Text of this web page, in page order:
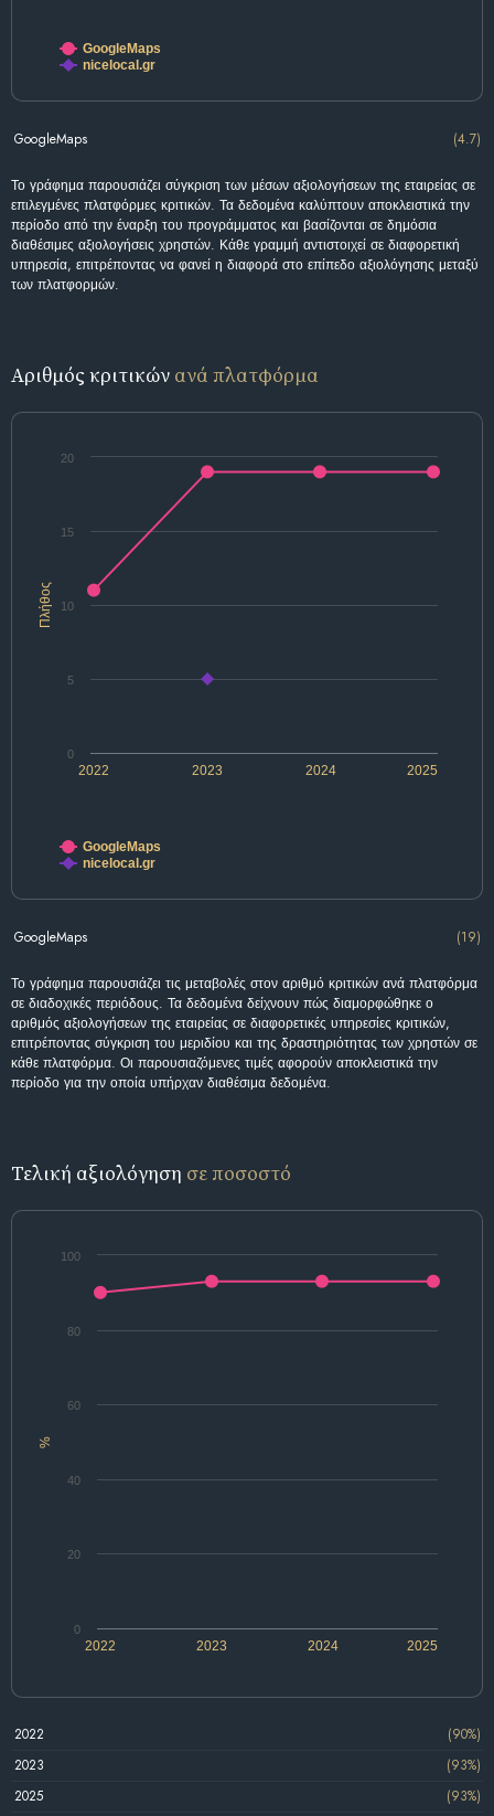
GoogleMaps
nicelocal.gr
GoogleMaps (4.7)
Το γράφημα παρουσιάζει σύγκριση των μέσων αξιολογήσεων της εταιρείας σε
επιλεγμένες πλατφόρμες κριτικών. Τα δεδομένα καλύπτουν αποκλειστικά την
περίοδο από την έναρξη του προγράμματος και βασίζονται σε δημόσια
διαθέσιμες αξιολογήσεις χρηστών. Κάθε γραμμή αντιστοιχεί σε διαφορετική
υπηρεσία, επιτρέποντας να φανεί η διαφορά στο επίπεδο αξιολόγησης μεταξύ
των πλατφορμών.
Αριθμός κριτικών ανά πλατφόρμα
Πλήθος
2022 2024
2023 2025
10
20
0
5
15
GoogleMaps
nicelocal.gr
GoogleMaps (19)
Το γράφημα παρουσιάζει τις μεταβολές στον αριθμό κριτικών ανά πλατφόρμα
σε διαδοχικές περιόδους. Τα δεδομένα δείχνουν πώς διαμορφώθηκε ο
αριθμός αξιολογήσεων της εταιρείας σε διαφορετικές υπηρεσίες κριτικών,
επιτρέποντας σύγκριση του μεριδίου και της δραστηριότητας των χρηστών σε
κάθε πλατφόρμα. Οι παρουσιαζόμενες τιμές αφορούν αποκλειστικά την
περίοδο για την οποία υπήρχαν διαθέσιμα δεδομένα.
Τελική αξιολόγηση σε ποσοστό
%
2022 2024
2023 2025
0
20
40
60
80
100
2022
(90%)
2023
(93%)
2025
(93%)